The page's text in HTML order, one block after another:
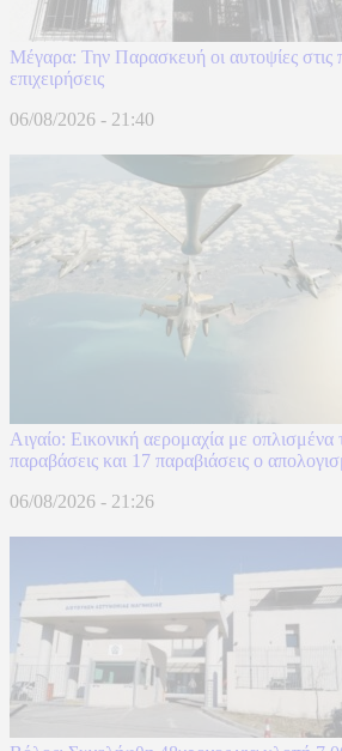
Μέγαρα: Την Παρασκευή οι αυτοψίες στις
επιχειρήσεις
06/08/2026 - 21:40
Αιγαίο: Εικονική αερομαχία με
παραβάσεις και 17 παραβιάσεις ο
06/08/2026 - 21:26